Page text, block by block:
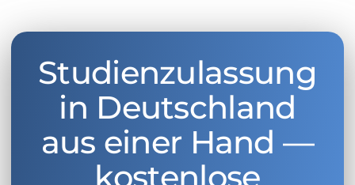
Studienzulassung
in Deutschland
aus einer Hand —
kostenlose